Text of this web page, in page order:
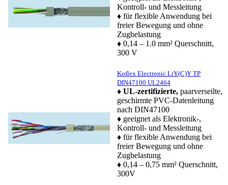
Kontroll- und Messleitung
♦ für flexible Anwendung bei
freier Bewegung und ohne
Zugbelastung
♦ 0,14 – 1.0 mm² Querschnitt,
300 V
Koflex Electronic LiY(C)Y TP
DIN47100 UL2464
♦ UL-zertifizierte, paarverseilte,
geschirmte PVC-Datenleitung
nach DIN47100
♦ geeignet als Elektronik-,
Kontroll- und Messleitung
♦ für flexible Anwendung bei
freier Bewegung und ohne
Zugbelastung
♦ 0,14 – 0,75 mm² Querschnitt,
300V